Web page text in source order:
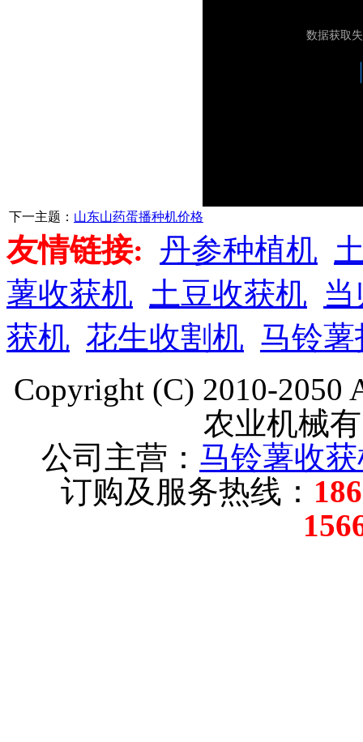
下一主题： 山东山药蛋播种机价格
友情链接: 丹参种植机
薯收获机 土豆收获机
获机 花生收割机 马铃
Copyright (C) 2010-
农业机械
公司主营： 马铃薯收
订购及服务热线：